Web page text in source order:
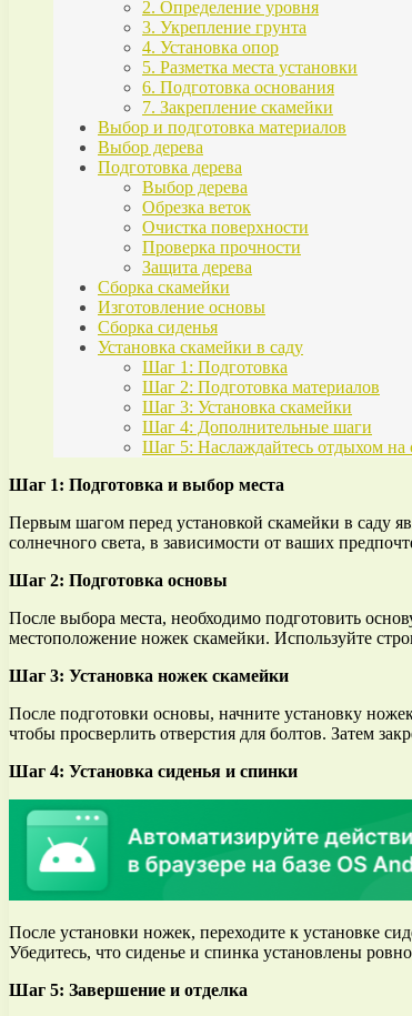
2. Определение уровня
3. Укрепление грунта
4. Установка опор
5. Разметка места установки
6. Подготовка основания
7. Закрепление скамейки
Выбор и подготовка материалов
Выбор дерева
Подготовка дерева
Выбор дерева
Обрезка веток
Очистка поверхности
Проверка прочности
Защита дерева
Сборка скамейки
Изготовление основы
Сборка сиденья
Установка скамейки в саду
Шаг 1: Подготовка
Шаг 2: Подготовка материалов
Шаг 3: Установка скамейки
Шаг 4: Дополнительные шаги
Шаг 5: Наслаждайтесь отдыхом на
Шаг 1: Подготовка и выбор места
Первым шагом перед установкой скамейки в саду
солнечного света, в зависимости от ваших
Шаг 2: Подготовка основы
После выбора места, необходимо подготовить
местоположение ножек скамейки. Используйте
Шаг 3: Установка ножек скамейки
После подготовки основы, начните установку
чтобы просверлить отверстия для болтов. Затем
Шаг 4: Установка сиденья и спинки
После установки ножек, переходите к установке
Убедитесь, что сиденье и спинка установлены ровно
Шаг 5: Завершение и отделка